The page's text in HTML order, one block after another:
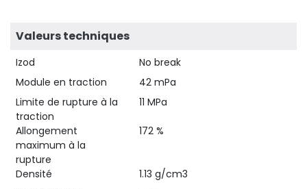
Valeurs techniques
Izod
No break
Module en traction
42 mPa
Limite de rupture à la
traction
11 MPa
Allongement
maximum à la
rupture
172 %
Densité
1.13 g/cm3